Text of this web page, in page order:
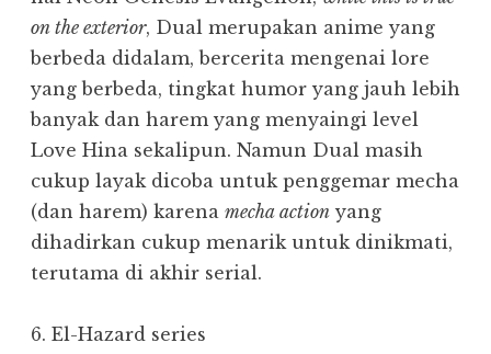
on the exterior, Dual merupakan anime yang
berbeda didalam, bercerita mengenai lore
yang berbeda, tingkat humor yang jauh lebih
banyak dan harem yang menyaingi level
Love Hina sekalipun. Namun Dual masih
cukup layak dicoba untuk penggemar mecha
(dan harem) karena mecha action yang
dihadirkan cukup menarik untuk dinikmati,
terutama di akhir serial.
6. El-Hazard series